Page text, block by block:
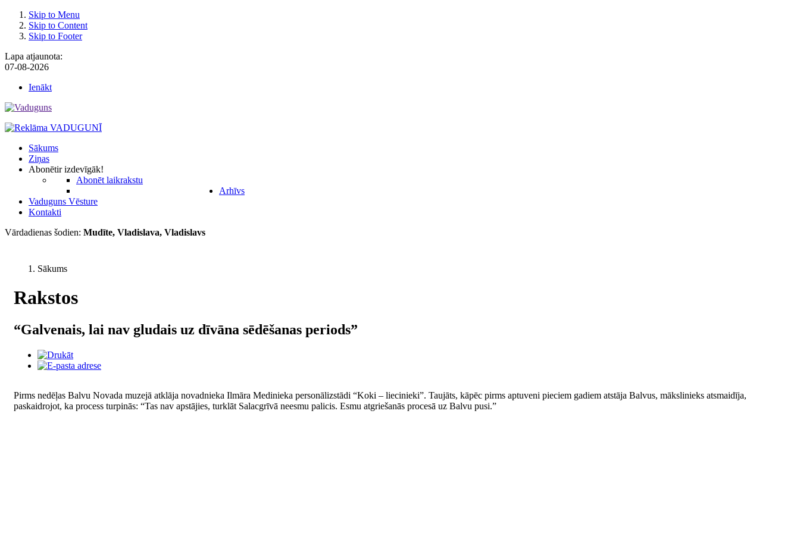
Skip to Menu
Skip to Content
Skip to Footer
Lapa atjaunota:
07-08-2026
Ienākt
Sākums
Ziņas
Abonētir izdevīgāk!
Abonēt laikrakstu
Arhīvs
Vaduguns Vēsture
Kontakti
Vārdadienas šodien: Mudīte, Vladislava, Vladislavs
Sākums
Rakstos
“Galvenais, lai nav gludais uz dīvāna sēdēšanas periods”
Pirms nedēļas Balvu Novada muzejā atklāja novadnieka Ilmāra Medinieka personālizstādi “Koki – liecinieki”. Taujāts, kāpēc pirms aptuveni pieciem gadiem atstāja Balvus, mākslinieks atsmaidīja,
paskaidrojot, ka process turpinās: “Tas nav apstājies, turklāt Salacgrīvā neesmu palicis. Esmu atgriešanās procesā uz Balvu pusi.”